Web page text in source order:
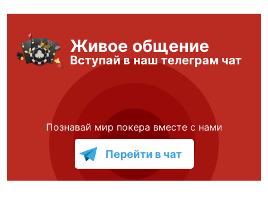
Живое общение
Вступай в наш телеграм чат
Познавай мир покера вместе с нами
Перейти в чат